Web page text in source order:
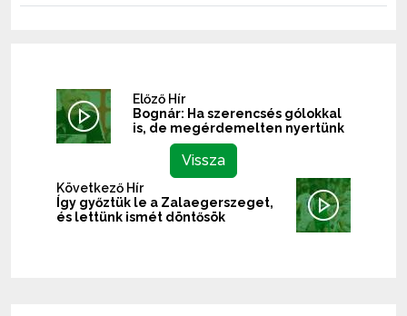
Előző Hír
Bognár: Ha szerencsés gólokkal
is, de megérdemelten nyertünk
Vissza
Következő Hír
Így győztük le a Zalaegerszeget,
és lettünk ismét döntősök